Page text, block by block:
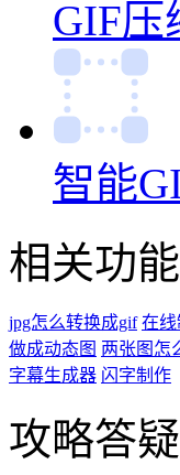
GIF压
智能
相关功能
jpg怎么转换成gif 在
做成动态图 两张图怎
字幕生成器 闪字制作
攻略答疑